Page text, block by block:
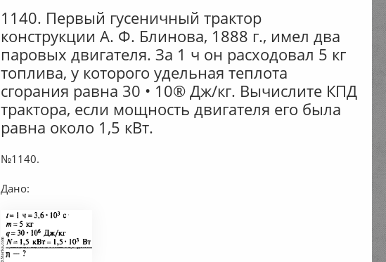
1140. Первый гусеничный трактор
конструкции А. Ф. Блинова, 1888 г., имел два
паровых двигателя. За 1 ч он расходовал 5 кг
топлива, у которого удельная теплота
сгорания равна 30 • 10® Дж/кг. Вычислите КПД
трактора, если мощность двигателя его была
равна около 1,5 кВт.
№1140.
Дано: